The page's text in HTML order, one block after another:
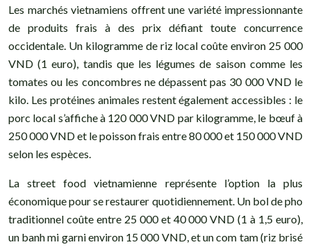
Les marchés vietnamiens offrent une variété impressionnante
de produits frais à des prix défiant toute concurrence
occidentale. Un kilogramme de riz local coûte environ 25 000
VND (1 euro), tandis que les légumes de saison comme les
tomates ou les concombres ne dépassent pas 30 000 VND le
kilo. Les protéines animales restent également accessibles : le
porc local s’affiche à 120 000 VND par kilogramme, le bœuf à
250 000 VND et le poisson frais entre 80 000 et 150 000 VND
selon les espèces.
La street food vietnamienne représente l’option la plus
économique pour se restaurer quotidiennement. Un bol de pho
traditionnel coûte entre 25 000 et 40 000 VND (1 à 1,5 euro),
un banh mi garni environ 15 000 VND, et un com tam (riz brisé